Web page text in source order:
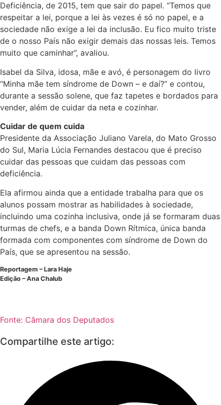
Deficiência, de 2015, tem que sair do papel. “Temos que
respeitar a lei, porque a lei às vezes é só no papel, e a
sociedade não exige a lei da inclusão. Eu fico muito triste
de o nosso País não exigir demais das nossas leis. Temos
muito que caminhar”, avaliou.
Isabel da Silva, idosa, mãe e avó, é personagem do livro
“Minha mãe tem síndrome de Down – e daí?” e contou,
durante a sessão solene, que faz tapetes e bordados para
vender, além de cuidar da neta e cozinhar.
Cuidar de quem cuida
Presidente da Associação Juliano Varela, do Mato Grosso
do Sul, Maria Lúcia Fernandes destacou que é preciso
cuidar das pessoas que cuidam das pessoas com
deficiência.
Ela afirmou ainda que a entidade trabalha para que os
alunos possam mostrar as habilidades à sociedade,
incluindo uma cozinha inclusiva, onde já se formaram duas
turmas de chefs, e a banda Down Rítmica, única banda
formada com componentes com síndrome de Down do
País, que se apresentou na sessão.
Reportagem – Lara Haje
Edição – Ana Chalub
Fonte: Câmara dos Deputados
Compartilhe este artigo: